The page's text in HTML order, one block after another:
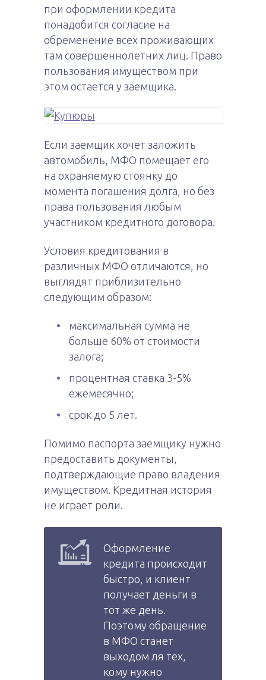
при оформлении кредита
понадобится согласие на
обременение всех проживающих
там совершеннолетних лиц. Право
пользования имуществом при
этом остается у заемщика.
Если заемщик хочет заложить
автомобиль, МФО помещает его
на охраняемую стоянку до
момента погашения долга, но без
права пользования любым
участником кредитного договора.
Условия кредитования в
различных МФО отличаются, но
выглядят приблизительно
следующим образом:
максимальная сумма не
больше 60% от стоимости
залога;
процентная ставка 3-5%
ежемесячно;
срок до 5 лет.
Помимо паспорта заемщику нужно
предоставить документы,
подтверждающие право владения
имуществом. Кредитная история
не играет роли.
Оформление
кредита происходит
быстро, и клиент
получает деньги в
тот же день.
Поэтому обращение
в МФО станет
выходом ля тех,
кому нужно